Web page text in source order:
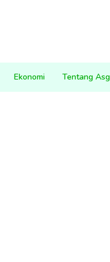
Ekonomi Tentang